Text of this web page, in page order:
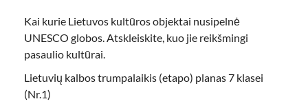
Kai kurie Lietuvos kultūros objektai nusipelnė
UNESCO globos. Atskleiskite, kuo jie reikšmingi
pasaulio kultūrai.
Lietuvių kalbos trumpalaikis (etapo) planas 7 klasei
(Nr.1)